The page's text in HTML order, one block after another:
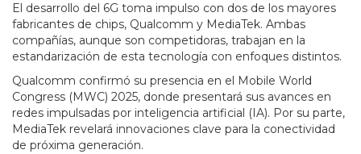
El desarrollo del 6G toma impulso con dos de los mayores
fabricantes de chips, Qualcomm y MediaTek. Ambas
compañías, aunque son competidoras, trabajan en la
estandarización de esta tecnología con enfoques distintos.
Qualcomm confirmó su presencia en el Mobile World
Congress (MWC) 2025, donde presentará sus avances en
redes impulsadas por inteligencia artificial (IA). Por su parte,
MediaTek revelará innovaciones clave para la conectividad
de próxima generación.